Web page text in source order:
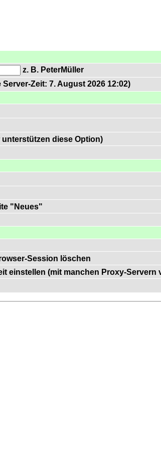
z. B. PeterMüller
Zeit: 7. August 2026 12:02)
diese Option)
"Neues"
Session löschen
einstellen (mit manchen Proxy-Servern